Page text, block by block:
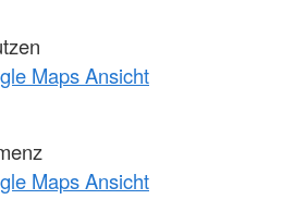
Maps Ansicht
Maps Ansicht